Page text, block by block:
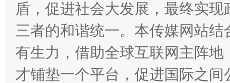
盾，促进社会大发展，最终实
三者的和谐统一。本传媒网站
有生力，借助全球互联网主阵
才铺垫一个平台，促进国际之